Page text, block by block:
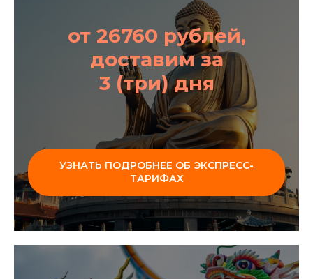
от 26760 рублей,
доставим за
3 (три) дня
УЗНАТЬ ПОДРОБНЕЕ ОБ ЭКСПРЕСС-
ТАРИФАХ